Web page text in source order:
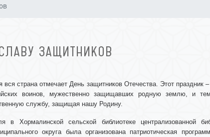
ЗАЩИТНИКОВ
вся страна отмечает День защитников Отечества. Этот праздник
воинов, мужественно защищавших родную землю, и
службу, защищая нашу Родину.
в Хормалинской сельской библиотеке централизованной
округа была организована патриотическая